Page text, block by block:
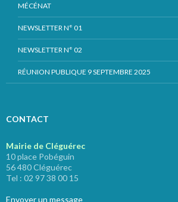
MÉCÉNAT
NEWSLETTER N° 01
NEWSLETTER N° 02
RÉUNION PUBLIQUE 9 SEPTEMBRE 2025
CONTACT
Mairie de Cléguérec
10 place Pobéguin
56 480 Cléguérec
Tel : 02 97 38 00 15
Envoyer un message